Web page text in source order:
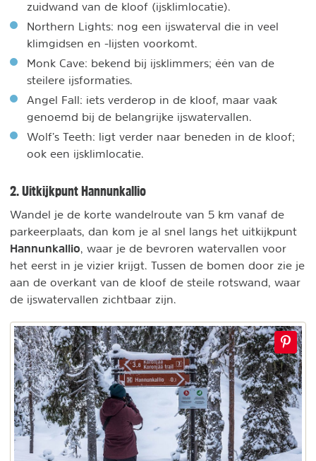
zuidwand van de kloof (ijsklimlocatie).
Northern Lights: nog een ijswaterval die in veel
klimgidsen en -lijsten voorkomt.
Monk Cave: bekend bij ijsklimmers; één van de
steilere ijsformaties.
Angel Fall: iets verderop in de kloof, maar vaak
genoemd bij de belangrijke ijswatervallen.
Wolf’s Teeth: ligt verder naar beneden in de kloof;
ook een ijsklimlocatie.
2. Uitkijkpunt Hannunkallio
Wandel je de korte wandelroute van 5 km vanaf de
parkeerplaats, dan kom je al snel langs het uitkijkpunt
Hannunkallio , waar je de bevroren watervallen voor
het eerst in je vizier krijgt. Tussen de bomen door zie je
aan de overkant van de kloof de steile rotswand, waar
de ijswatervallen zichtbaar zijn.